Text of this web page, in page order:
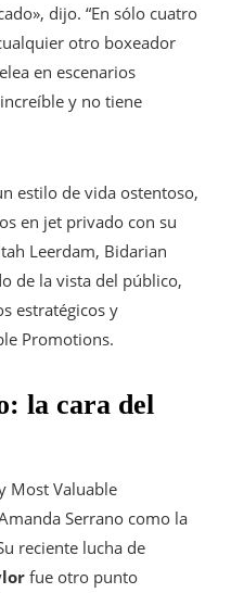
dijo. “En sólo cuatro
otro boxeador
en escenarios
y no tiene
estilo de vida ostentoso,
en jet privado con su
Leerdam, Bidarian
de la vista del público,
estratégicos y
Promotions.
la cara del
Most Valuable
Serrano como la
reciente lucha de
fue otro punto